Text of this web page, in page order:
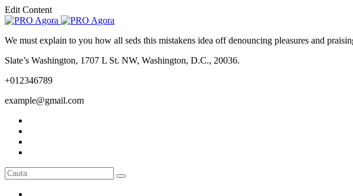
Edit Content
We must explain to you how all seds this mistakens idea off denouncing pleasures and
Slate’s Washington, 1707 L St. NW, Washington, D.C., 20036.
+012346789
example@gmail.com